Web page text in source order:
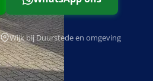
Wijk bij Duurstede en omgeving